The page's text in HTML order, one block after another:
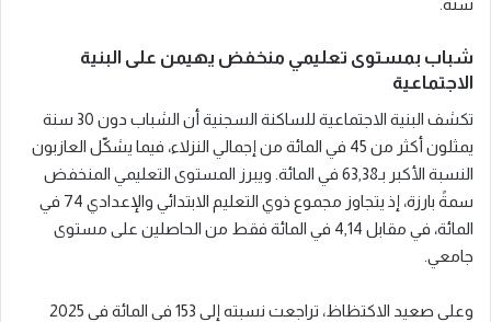
سنة.
شباب بمستوى تعليمي منخفض يهيمن على البنية
الاجتماعية
تكشف البنية الاجتماعية للساكنة السجنية أن الشباب دون 30 سنة
يمثلون أكثر من 45 في المائة من إجمالي النزلاء، فيما يشكّل العازبون
النسبة الأكبر بـ63,38 في المائة. ويبرز المستوى التعليمي المنخفض
سمةً بارزة، إذ يتجاوز مجموع ذوي التعليم الابتدائي والإعدادي 74 في
المائة، في مقابل 4,14 في المائة فقط من الحاصلين على مستوى
جامعي.
وعلى صعيد الاكتظاظ، تراجعت نسبته إلى 153 في المائة في 2025